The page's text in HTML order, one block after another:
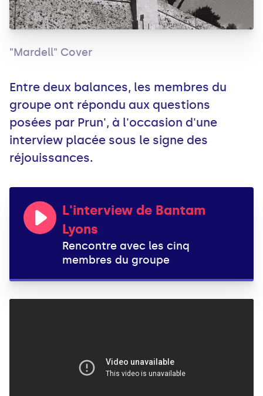
"Mardell" Cover
Entre deux balances, les membres du
groupe ont répondu aux questions
posées par Prun', à l'occasion d'une
interview placée sous le signe des
réjouissances.
L'interview de Bantam
Lyons
Rencontre avec les cinq
membres du groupe